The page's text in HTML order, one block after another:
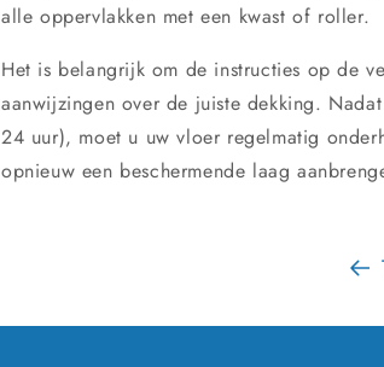
alle oppervlakken met een kwast of roller.
Het is belangrijk om de instructies op de
aanwijzingen over de juiste dekking.
24 uur), moet u uw vloer regelmatig
opnieuw een beschermende laag